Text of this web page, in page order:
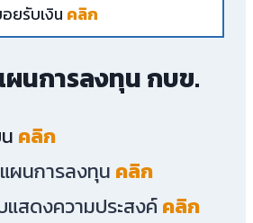
ยรับเงิน คลิก
ผนการลงทุน กบข.
คลิก
ผนการลงทุน คลิก
สดงความประสงค์คลิก